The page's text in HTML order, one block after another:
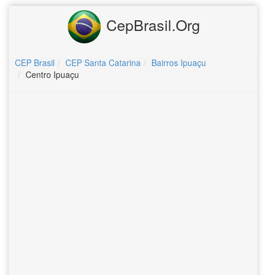
CepBrasil.Org
CEP Brasil CEP Santa Catarina
Bairros Ipuaçu
Centro Ipuaçu